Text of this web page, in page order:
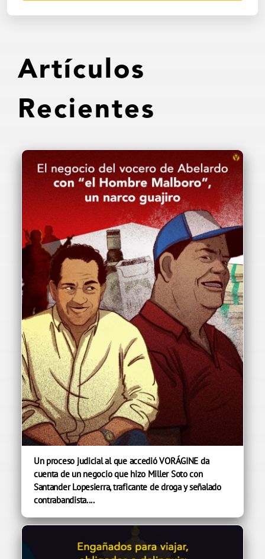
Artículos
Recientes
Un proceso judicial al que accedió VORÁGINE da
cuenta de un negocio que hizo Miller Soto con
Santander Lopesierra, traficante de droga y señalado
contrabandista....